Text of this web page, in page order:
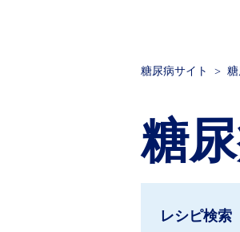
糖尿病サイト
糖
レシピ検索